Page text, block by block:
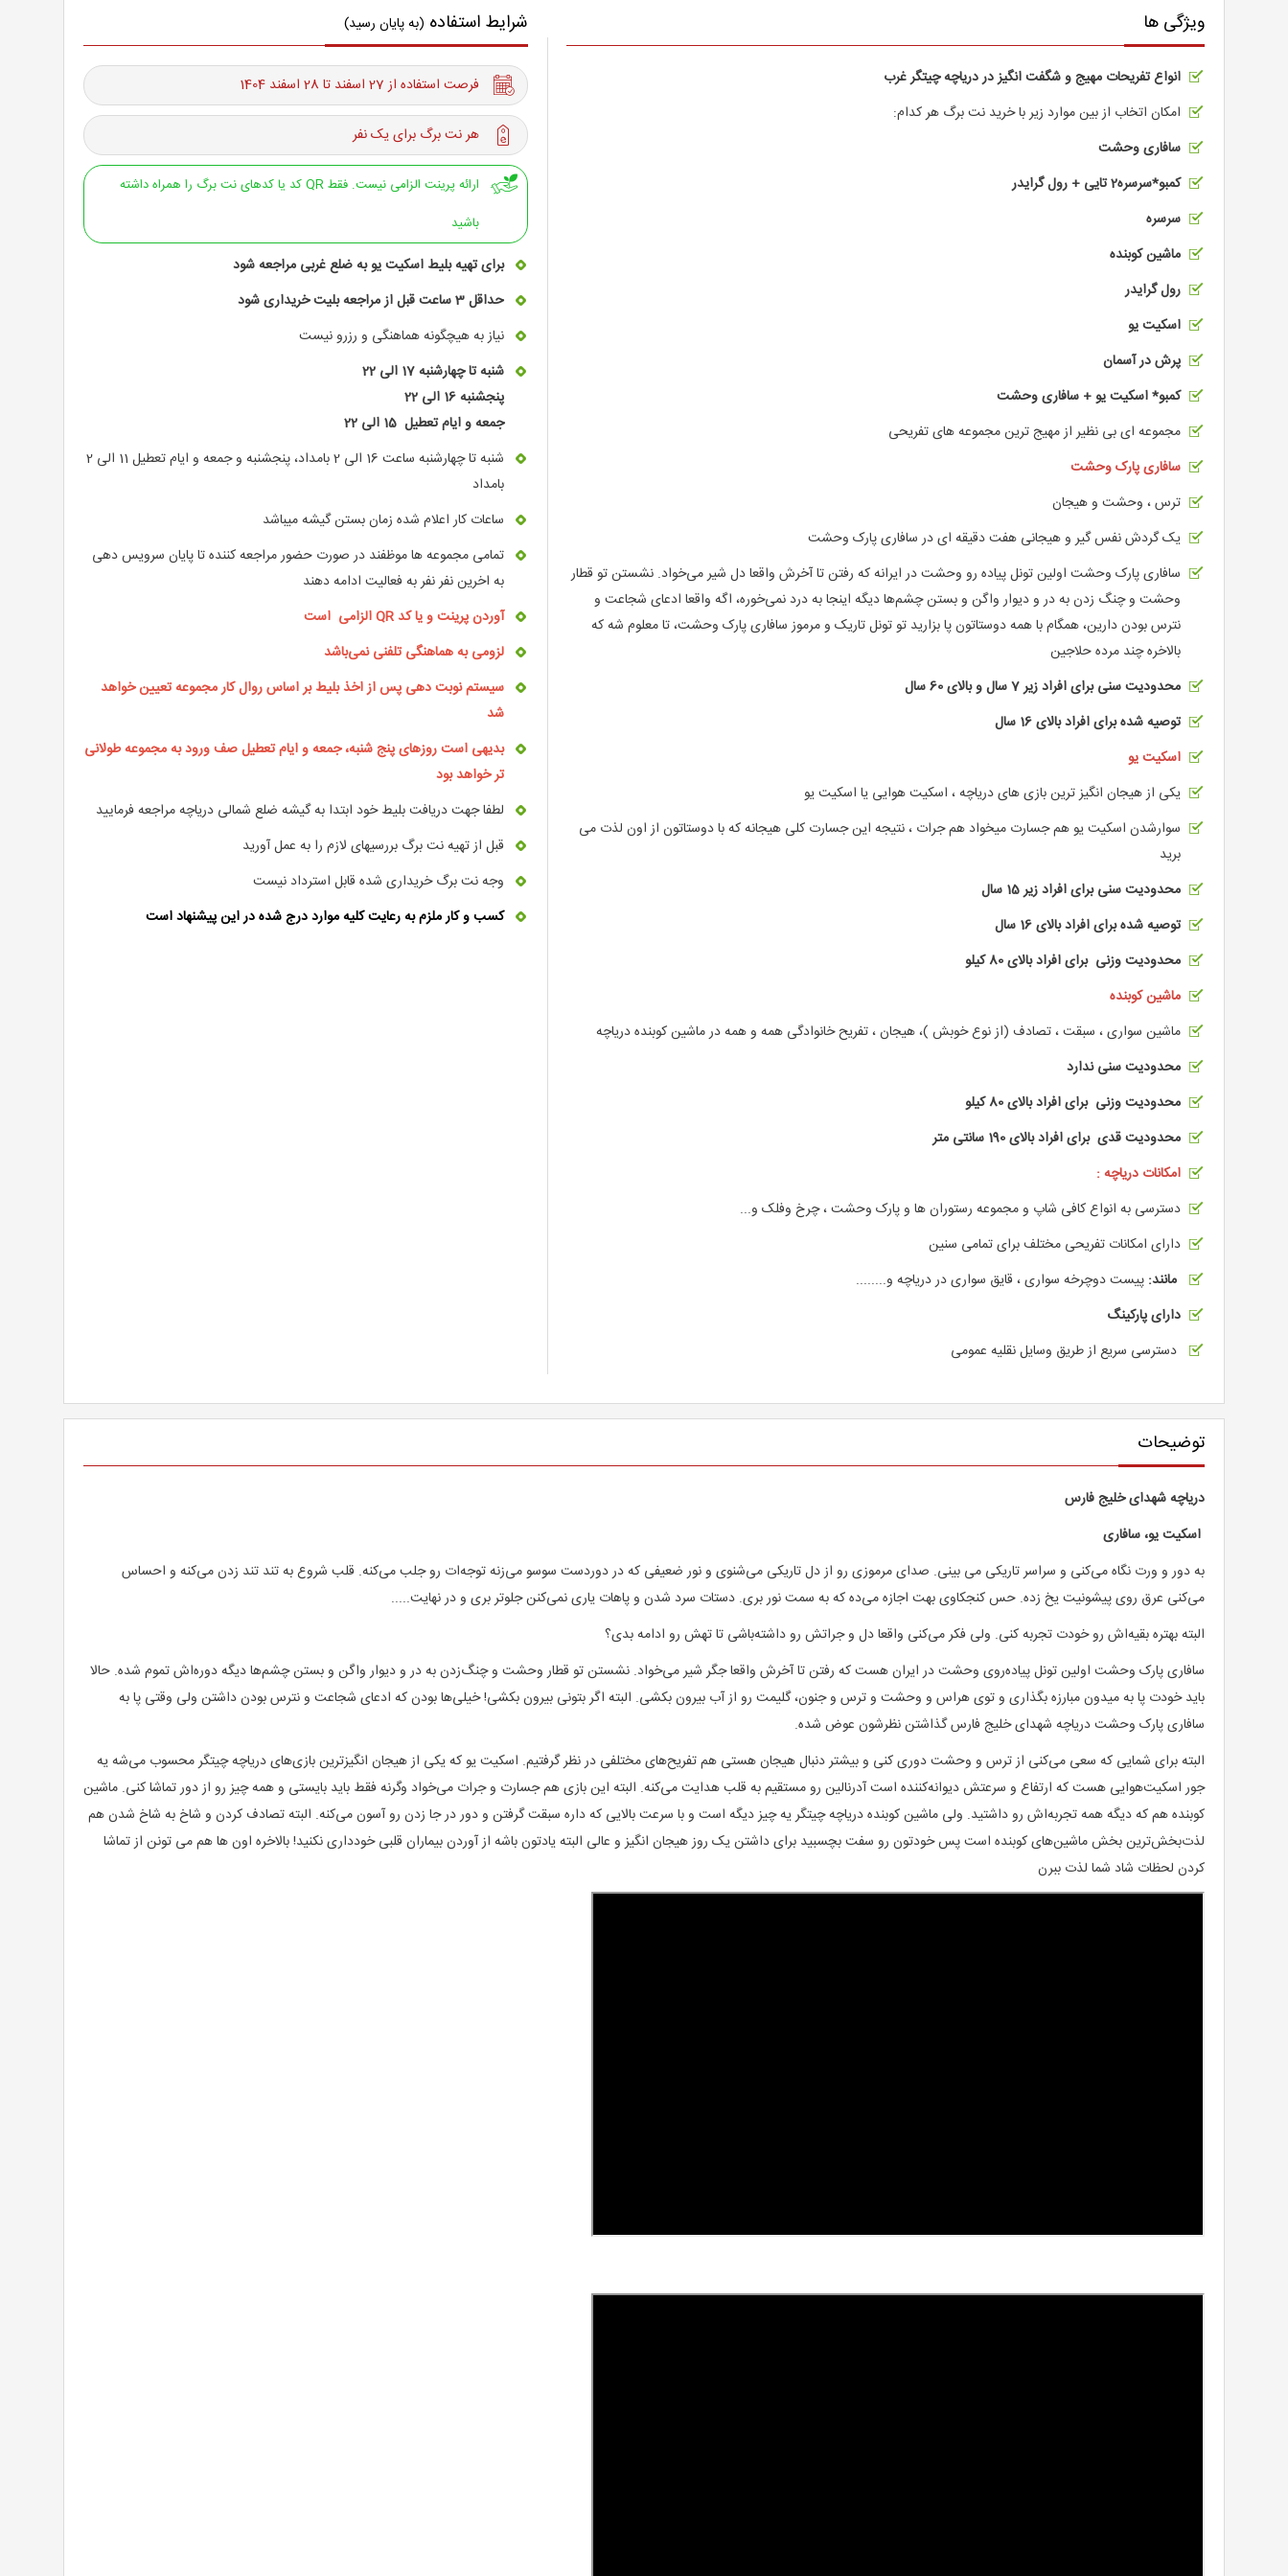
ویژگی ها
انواع تفریحات مهیج و شگفت انگیز در دریاچه چیتگر غرب
امکان اتخاب از بین موارد زیر با خرید نت برگ هر کدام:
سافاری وحشت
کمبو*سرسره2 تایی + رول گرایدر
سرسره
ماشین کوبنده
رول گرایدر
اسکیت یو
پرش در آسمان
کمبو* اسکیت یو + سافاری وحشت
مجموعه ای بی نظیر از مهیج ترین مجموعه های تفریحی
سافاری پارک وحشت
ترس ، وحشت و هیجان
یک گردش نفس گیر و هیجانی هفت دقیقه ای در سافاری پارک وحشت
سافاری پارک وحشت اولین تونل پیاده رو وحشت در ایرانه که رفتن تا آخرش واقعا دل شیر می‌خواد. نشستن تو قطار
وحشت و چنگ زدن به در و دیوار واگن و بستن چشم‌ها دیگه اینجا به درد نمی‌خوره، اگه واقعا ادعای شجاعت و
نترس بودن دارین، همگام با همه دوستاتون پا بزارید تو تونل تاریک و مرموز سافاری پارک وحشت، تا معلوم شه که
بالاخره چند مرده حلاجین
محدودیت سنی برای افراد زیر 7 سال و بالای 60 سال
توصیه شده برای افراد بالای 16 سال
اسکیت یو
یکی از هیجان انگیز ترین بازی های دریاچه ، اسکیت هوایی یا اسکیت یو
سوارشدن اسکیت یو هم جسارت میخواد هم جرات ، نتیجه این جسارت کلی هیجانه که با دوستاتون از اون لذت می
برید
محدودیت سنی برای افراد زیر 15 سال
توصیه شده برای افراد بالای 16 سال
محدودیت وزنی برای افراد بالای 80 کیلو
ماشین کوبنده
ماشین سواری ، سبقت ، تصادف (از نوع خوبش )، هیجان ، تفریح خانوادگی همه و همه در ماشین کوبنده دریاچه
محدودیت سنی ندارد
محدودیت وزنی برای افراد بالای 80 کیلو
محدودیت قدی برای افراد بالای 190 سانتی متر
امکانات دریاچه :
دسترسی به انواع کافی شاپ و مجموعه رستوران ها و پارک وحشت ، چرخ وفلک و...
دارای امکانات تفریحی مختلف برای تمامی سنین
مانند: پیست دوچرخه سواری ، قایق سواری در دریاچه و........
دارای پارکینگ
دسترسی سریع از طریق وسایل نقلیه عمومی
شرایط استفاده (به پایان رسید)
فرصت استفاده از 27 اسفند تا 28 اسفند 1404
هر نت برگ برای یک نفر
ارائه پرینت الزامی نیست. فقط QR کد یا کدهای نت برگ را همراه داشته
باشید
برای تهیه بلیط اسکیت یو به ضلع غربی مراجعه شود
حداقل 3 ساعت قبل از مراجعه بلیت خریداری شود
نیاز به هیچگونه هماهنگی و رزرو نیست
شنبه تا چهارشنبه 17 الی 22
پنجشنبه 16 الی 22
جمعه و ایام تعطیل 15 الی 22
شنبه تا چهارشنبه ساعت 16 الی 2 بامداد، پنجشنبه و جمعه و ایام تعطیل 11 الی 2
بامداد
ساعات کار اعلام شده زمان بستن گیشه میباشد
تمامی مجموعه ها موظفند در صورت حضور مراجعه کننده تا پایان سرویس دهی
به اخرین نفر نفر به فعالیت ادامه دهند
آوردن پرینت و یا کد
الزامی است
لزومی به هماهنگی تلفنی نمی‌باشد
سیستم نوبت دهی پس از اخذ بلیط بر اساس روال کار مجموعه تعیین خواهد
شد
بدیهی است روزهای پنج شنبه، جمعه و ایام تعطیل صف ورود به مجموعه طولانی
تر خواهد بود
لطفا جهت دریافت بلیط خود ابتدا به گیشه ضلع شمالی دریاچه مراجعه فرمایید
قبل از تهیه نت برگ بررسیهای لازم را به عمل آورید
وجه نت برگ خریداری شده قابل استرداد نیست
کسب و کار ملزم به رعایت کلیه موارد درج شده در این پیشنهاد است
توضیحات
دریاچه شهدای خلیج فارس
اسکیت یو، سافاری
به دور و ورت نگاه می‌کنی و سراسر تاریکی می بینی. صدای مرموزی رو از دل تاریکی می‌شنوی و نور ضعیفی که در دوردست سوسو می‌زنه توجه‌ات رو جلب می‌کنه. قلب شروع به تند تند زدن می‌کنه و احساس
می‌کنی عرق روی پیشونیت یخ زده. حس کنجکاوی بهت اجازه می‌ده که به سمت نور بری. دستات سرد شدن و پاهات یاری نمی‌کنن جلوتر بری و در نهایت.....
البته بهتره بقیه‌اش رو خودت تجربه کنی. ولی فکر می‌کنی واقعا دل و جراتش رو داشته‌باشی تا تهش رو ادامه بدی؟
سافاری پارک وحشت اولین تونل پیاده‌روی وحشت در ایران هست که رفتن تا آخرش واقعا جگر شیر می‌خواد. نشستن تو قطار وحشت و چنگ‌زدن به در و دیوار واگن و بستن چشم‌ها دیگه دوره‌اش تموم شده. حالا
باید خودت پا به میدون مبارزه بگذاری و توی هراس و وحشت و ترس و جنون، گلیمت رو از آب بیرون بکشی. البته اگر بتونی بیرون بکشی! خیلی‌ها بودن که ادعای شجاعت و نترس بودن داشتن ولی وقتی پا به
سافاری پارک وحشت دریاچه شهدای خلیج فارس گذاشتن نظرشون عوض شده.
البته برای شمایی که سعی می‌کنی از ترس و وحشت دوری کنی و بیشتر دنبال هیجان هستی هم تفریح‌های مختلفی در نظر گرفتیم. اسکیت یو که یکی از هیجان انگیزترین بازی‌های دریاچه چیتگر محسوب می‌شه یه
جور اسکیت‌هوایی هست که ارتفاع و سرعتش دیوانه‌کننده است آدرنالین رو مستقیم به قلب هدایت می‌کنه. البته این بازی هم جسارت و جرات می‌خواد وگرنه فقط باید بایستی و همه چیز رو از دور تماشا کنی. ماشین
کوبنده هم که دیگه همه تجربه‌اش رو داشتید. ولی ماشین کوبنده دریاچه چیتگر یه چیز دیگه است و با سرعت بالایی که داره سبقت گرفتن و دور در جا زدن رو آسون می‌کنه. البته تصادف کردن و شاخ به شاخ شدن هم
لذت‌بخش‌ترین بخش ماشین‌های کوبنده است پس خودتون رو سفت بچسبید برای داشتن یک روز هیجان انگیز و عالی البته یادتون باشه از آوردن بیماران قلبی خودداری نکنید! بالاخره اون ها هم می تونن از تماشا
کردن لحظات شاد شما لذت ببرن